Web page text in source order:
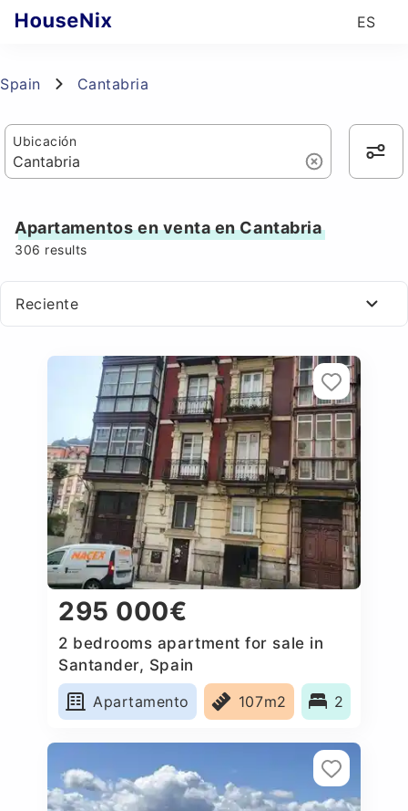
ES
Spain Cantabria
Ubicación
Apartamentos en venta en Cantabria
306 results
Reciente
295 000€
2 bedrooms apartment for sale in
Santander, Spain
Apartamento
107m2 2